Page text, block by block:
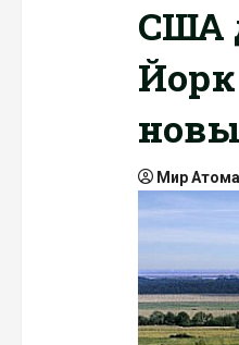
США
Мир Атома